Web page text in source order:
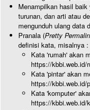
Menampilkan hasil
turunan, dan arti atau
mengunduh ulang data
Pranala (Pretty
definisi kata, misalnya :
Kata 'rumah' akan
https://kbbi.web.id/
Kata 'pintar' akan
https://kbbi.web.id/
Kata 'komputer'
https://kbbi.web.id/